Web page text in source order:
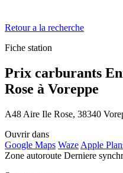
Retour a la recherche
Fiche station
Prix carburants
Rose à Voreppe
A48 Aire Ile Rose, 38340
Ouvrir dans
Google Maps Waze Apple
Zone autoroute Derniere